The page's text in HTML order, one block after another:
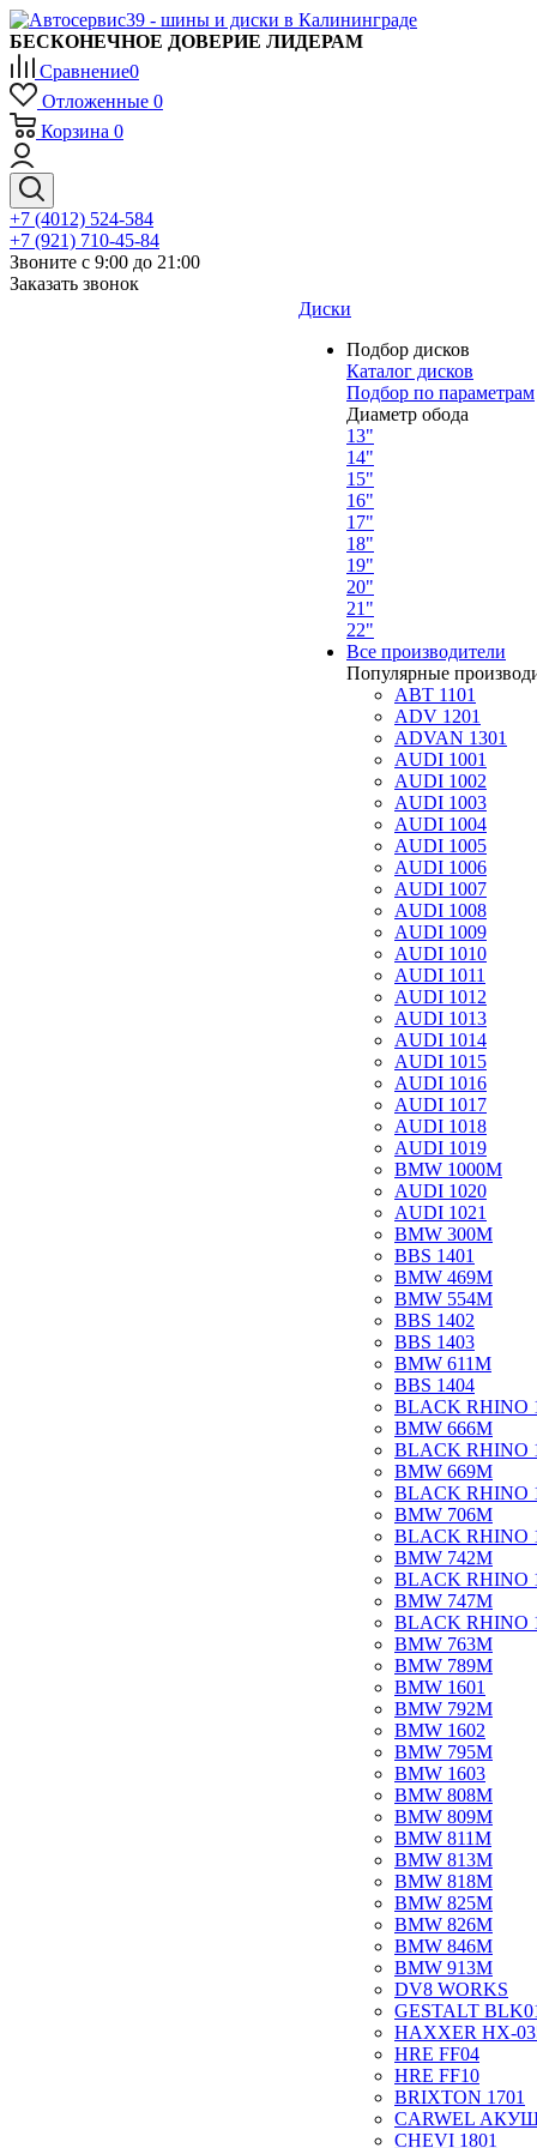
БЕСКОНЕЧНОЕ ДОВЕРИЕ ЛИДЕРАМ
Сравнение0
Отложенные 0
Корзина 0
+7 (4012) 524-584
+7 (921) 710-45-84
Звоните с 9:00 до 21:00
Заказать звонок
Диски
Подбор дисков
Каталог дисков
Подбор по параметрам
Диаметр обода
13"
14"
15"
16"
17"
18"
19"
20"
21"
22"
Все производители
Популярные
ABT 1101
ADV 1201
ADVAN 1301
AUDI 1001
AUDI 1002
AUDI 1003
AUDI 1004
AUDI 1005
AUDI 1006
AUDI 1007
AUDI 1008
AUDI 1009
AUDI 1010
AUDI 1011
AUDI 1012
AUDI 1013
AUDI 1014
AUDI 1015
AUDI 1016
AUDI 1017
AUDI 1018
AUDI 1019
BMW 1000M
AUDI 1020
AUDI 1021
BMW 300M
BBS 1401
BMW 469M
BMW 554M
BBS 1402
BBS 1403
BMW 611M
BBS 1404
BLACK RHINO
BMW 666M
BLACK RHINO
BMW 669M
BLACK RHINO
BMW 706M
BLACK RHINO
BMW 742M
BLACK RHINO
BMW 747M
BLACK RHINO
BMW 763M
BMW 789M
BMW 1601
BMW 792M
BMW 1602
BMW 795M
BMW 1603
BMW 808M
BMW 809M
BMW 811M
BMW 813M
BMW 818M
BMW 825M
BMW 826M
BMW 846M
BMW 913M
DV8 WORKS
GESTALT
HAXXER HX-
HRE FF04
HRE FF10
BRIXTON 1701
CARWEL
CHEVI 1801